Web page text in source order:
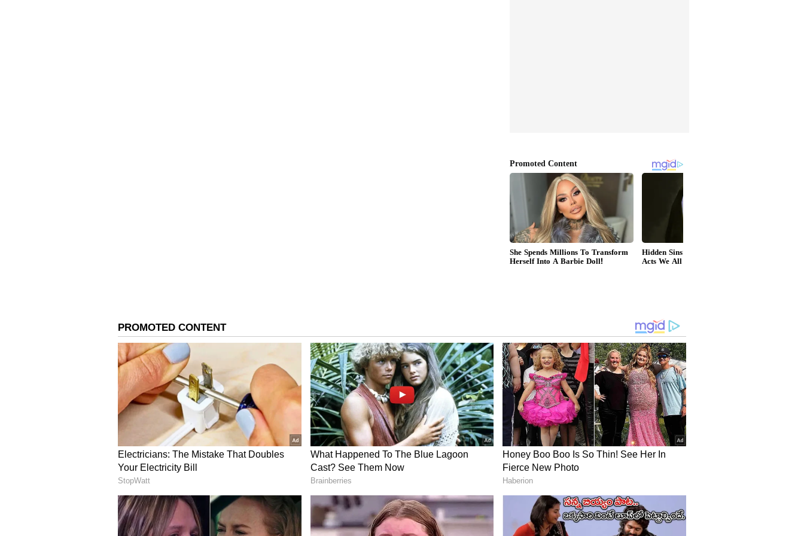
• కరెంట్ బిల్లు, వాటర్ బిల్లు, మొబైల్ రీఛార్జ్ చేయడం.
• ఆన్‌లైన్ షాపింగ్ పేమెంట్స్.
• ట్రావెల్ టికెట్ బుకింగ్స్.
• ఓటీటీ లేదా ఇతర సబ్‌స్క్రిప్షన్ల రెన్యూవల్.
• మీరు ఫిక్స్ చేసిన అమౌంట్ వరకు రెగ్యులర్ పేమెంట్స్.
రిపోర్టుల ప్రకారం.. ఈ ప్రోటోకాల్ బాధ్యతలను ఎన్‌పీసీఐ చూస్తోంది. టెక్ కంపెనీలు, ఇండస్ట్రీ ఎక్స్‌పర్ట్స్
నుంచి సలహాలు తీసుకుంటున్నారు. ఈ సిస్టమ్ వాడాలంటే ముందుగా ఏఐ ఏజెంట్ల రిజిస్ట్రేషన్ జరగాలి, ఆ
తర్వాత వాటి వెరిఫికేషన్ పూర్తయ్యాకే పేమెంట్ పర్మిషన్ వస్తుంది.